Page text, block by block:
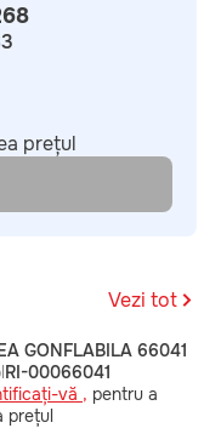
prețul
Vezi tot
GONFLABILA 66041
RI-00066041
vă , pentru a
prețul